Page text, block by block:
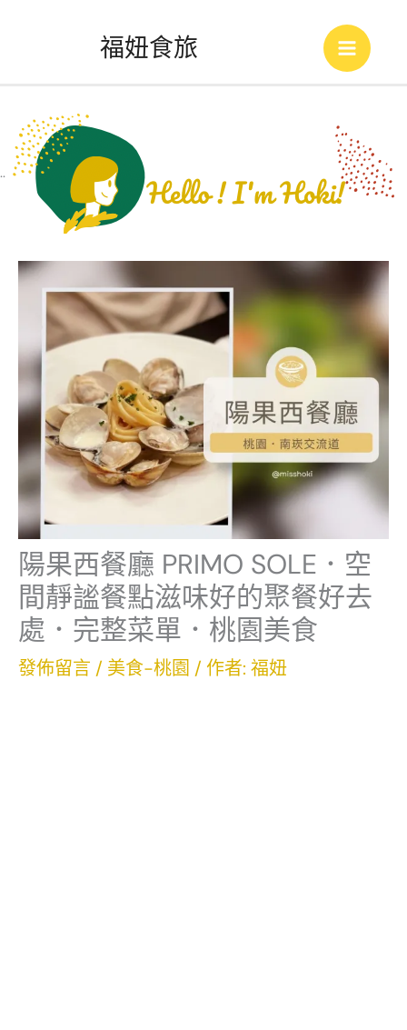
內
福妞食旅
Main
Menu
..
陽果西餐廳 PRIMO SOLE．空
間靜謐餐點滋味好的聚餐好去
處．完整菜單．桃園美食
發佈留言 / 美食-桃園 / 作者: 福妞